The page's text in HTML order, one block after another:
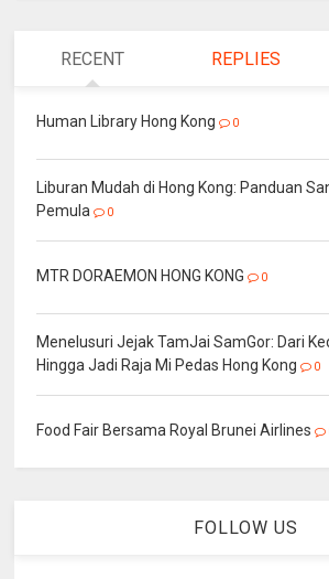
RECENT REPLIES
Human Library Hong Kong 0
Liburan Mudah di Hong Kong: Panduan
Pemula
0
MTR DORAEMON HONG KONG 0
Menelusuri Jejak TamJai SamGor: Dari
Hingga Jadi Raja Mi Pedas Hong Kong
0
Food Fair Bersama Royal Brunei Airlines
FOLLOW US